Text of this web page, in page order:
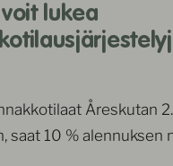
lukea
Åreskutan
saat 10 % alennuksen